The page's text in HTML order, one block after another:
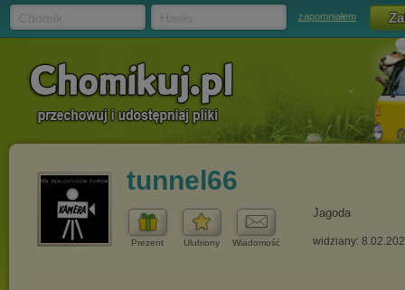
zapomniałem
tunnel66
Prezent Ulubiony Wiadomość
Jagoda
widziany: